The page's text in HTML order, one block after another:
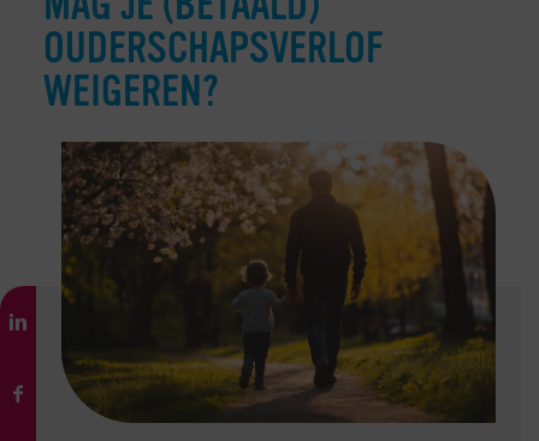
OUDERSCHAPSVERLOF
WEIGEREN?